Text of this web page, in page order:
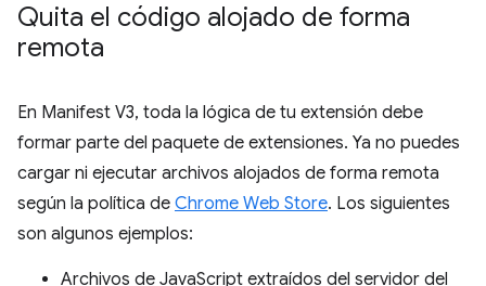
Quita el código alojado de forma
remota
En Manifest V3, toda la lógica de tu extensión debe
formar parte del paquete de extensiones. Ya no puedes
cargar ni ejecutar archivos alojados de forma remota
según la política de Chrome Web Store. Los siguientes
son algunos ejemplos:
Archivos de JavaScript extraídos del servidor del